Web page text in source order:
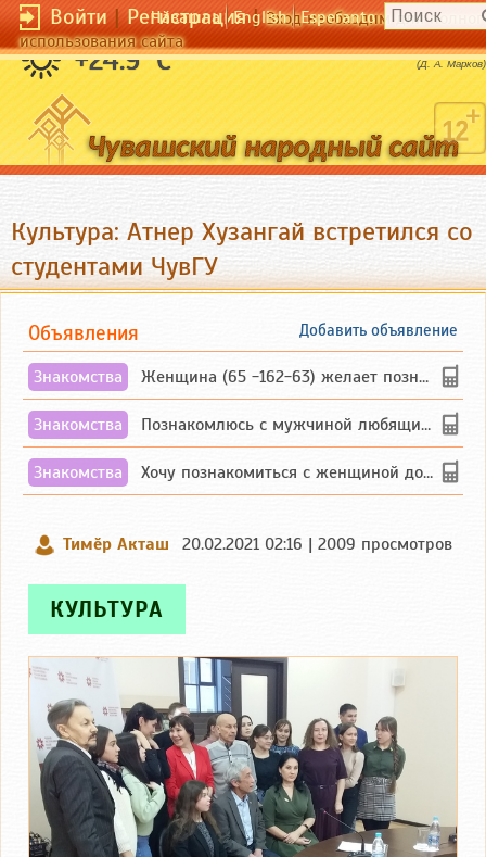
Войти|Регистрация|Вход необходим для
использования сайта
Чӑвашла English Esperanto
+24.9 °C Любая жизнь начинается с конца.
(Д. А. Марков)
Культура: Атнер Хузангай встретился со
студентами ЧувГУ
Добавить объявление
Объявления
Знакомства Женщина (65 -162-63) желает познакомиться с одиноким, добродушным, без вредных ...
Знакомства Познакомлюсь с мужчиной любящим танцевать и петь на родном чувашском языке
Знакомства Хочу познакомиться с женщиной до 55 лет чувашской или русской национальности дл...
Тимӗр Акташ 20.02.2021 02:16 | 2009 просмотров
КУЛЬТУРА